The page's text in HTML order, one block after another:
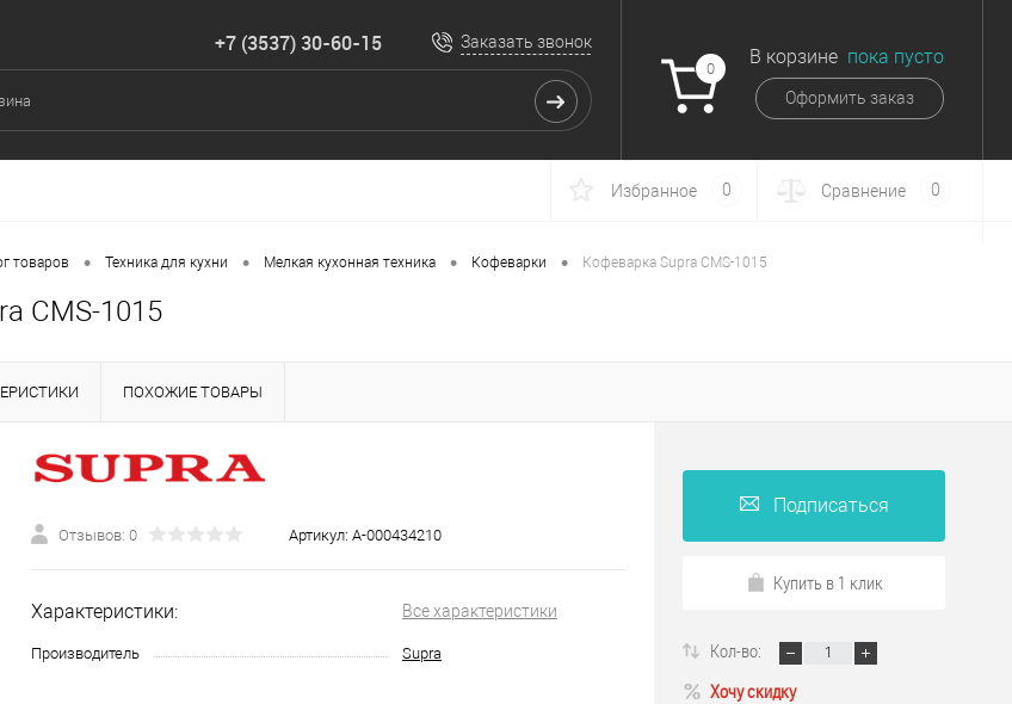
+7 (3537) 30-60-15 Заказать звонок
0
В корзине пока пусто
Оформить заказ
Избранное 0 Сравнение 0
товаров • Техника для кухни • Мелкая кухонная техника • Кофеварки • Кофеварка Supra CMS-1015
CMS-1015
ПОХОЖИЕ ТОВАРЫ
Отзывов: 0 Артикул: А-000434210
Характеристики: Все характеристики
Производитель Supra
Подписаться
Купить в 1 клик
Кол-во:
Хочу скидку